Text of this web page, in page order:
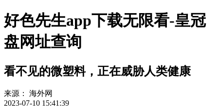
好色先生app下载无限看-皇冠
盘网址查询
看不见的微塑料，正在威胁人类健康
来源：
海外网
2023-07-10 15:41:39